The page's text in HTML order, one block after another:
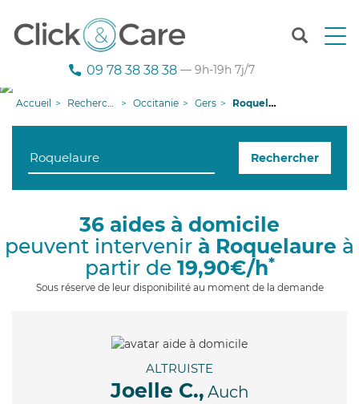
T
n
g
i
09 78 38 38 38 — 9h-19h 7j/7
Accueil Recherche aide à domicile Occitanie Gers Roquelaure
Rechercher
36 aides à domicile
peuvent intervenir à Roquelaure à
partir de 19,90€/h*
Sous réserve de leur disponibilité au moment de la demande
ALTRUISTE
Joelle C., Auch